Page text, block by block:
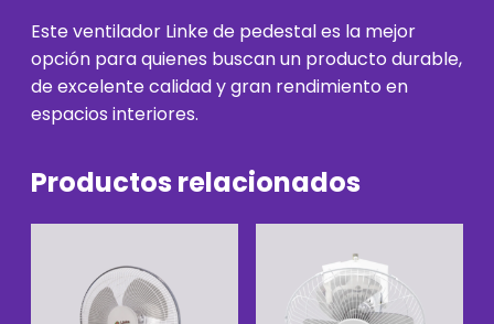
Este ventilador Linke de pedestal es la mejor
opción para quienes buscan un producto durable,
de excelente calidad y gran rendimiento en
espacios interiores.
Productos relacionados